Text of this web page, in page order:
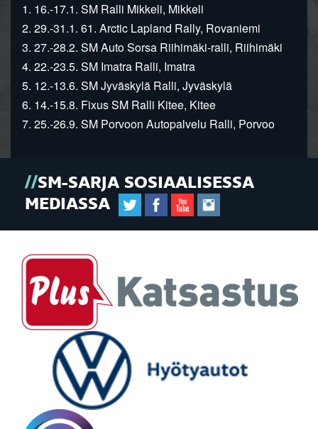
1. 16.-17.1. SM Ralli Mikkeli, Mikkeli
2. 29.-31.1. 61. Arctic Lapland Rally, Rovaniemi
3. 27.-28.2. SM Auto Sorsa Riihimäki-ralli, Riihimäki
4. 22.-23.5. SM Imatra Ralli, Imatra
5. 12.-13.6. SM Jyväskylä Ralli, Jyväskylä
6. 14.-15.8. Fixus SM Ralli Kitee, Kitee
7. 25.-26.9. SM Porvoon Autopalvelu Ralli, Porvoo
SM-SARJA SOSIAALISESSA
MEDIASSA